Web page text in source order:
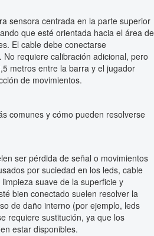
sensora centrada en la parte superior
que esté orientada hacia el área de
El cable debe conectarse
requiere calibración adicional, pero
metros entre la barra y el jugador
de movimientos.
comunes y cómo pueden resolverse
ser pérdida de señal o movimientos
por suciedad en los leds, cable
suave de la superficie y
bien conectado suelen resolver la
de daño interno (por ejemplo, leds
requiere sustitución, ya que los
estar disponibles.